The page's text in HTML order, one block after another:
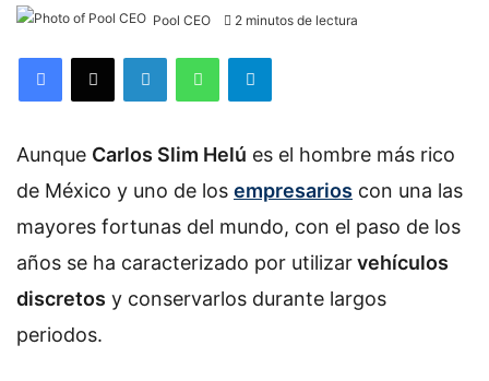
Pool CEO 2 minutos de lectura
Aunque Carlos Slim Helú es el hombre más rico
de México y uno de los empresarios con una las
mayores fortunas del mundo, con el paso de los
años se ha caracterizado por utilizarvehículos
discretos y conservarlos durante largos
periodos.